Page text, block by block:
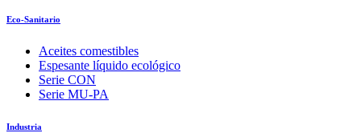
Eco-Sanitario
Aceites comestibles
Espesante líquido ecológico
Serie CON
Serie MU-PA
Industria